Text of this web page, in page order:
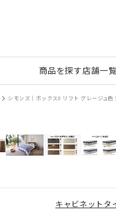
商品を探す店舗一覧
シモンズ｜ボックスⅡ リフト グレージュ色
キャビネットタ